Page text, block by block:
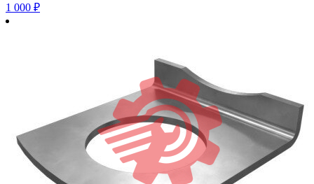
1 000 ₽